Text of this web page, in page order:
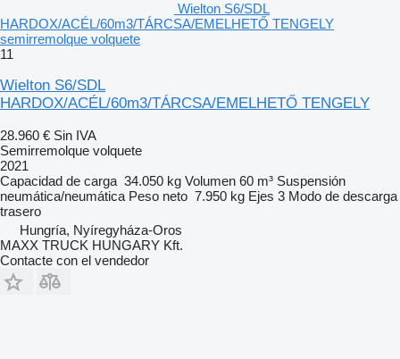
Wielton S6/SDL
HARDOX/ACÉL/60m3/TÁRCSA/EMELHETŐ TENGELY
semirremolque volquete
11
Wielton S6/SDL
HARDOX/ACÉL/60m3/TÁRCSA/EMELHETŐ TENGELY
28.960 € Sin IVA
Semirremolque volquete
2021
Capacidad de carga 34.050 kg Volumen 60 m³ Suspensión
neumática/neumática Peso neto 7.950 kg Ejes 3 Modo de descarga
trasero
Hungría, Nyíregyháza-Oros
MAXX TRUCK HUNGARY Kft.
Contacte con el vendedor